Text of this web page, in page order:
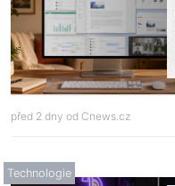
před 2 dny od Cnews.cz
Technologie